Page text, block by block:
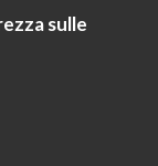
sulle